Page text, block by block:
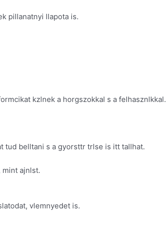
pillanatnyi llapota is.
kzlnek a horgszokkal s a felhasznlkkal.
tud belltani s a gyorsttr trlse is itt tallhat.
mint ajnlst.
vlemnyedet is.